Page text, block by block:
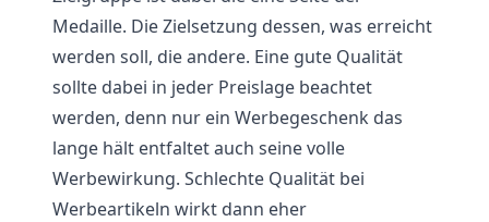
Medaille. Die Zielsetzung dessen, was erreicht
werden soll, die andere. Eine gute Qualität
sollte dabei in jeder Preislage beachtet
werden, denn nur ein Werbegeschenk das
lange hält entfaltet auch seine volle
Werbewirkung. Schlechte Qualität bei
Werbeartikeln wirkt dann eher